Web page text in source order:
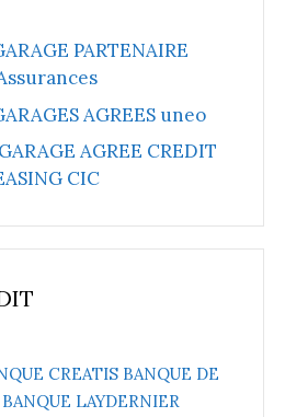
PARTENAIRE
AGREES uneo
AGREE CREDIT
CIC
CREATIS BANQUE DE
BANQUE LAYDERNIER